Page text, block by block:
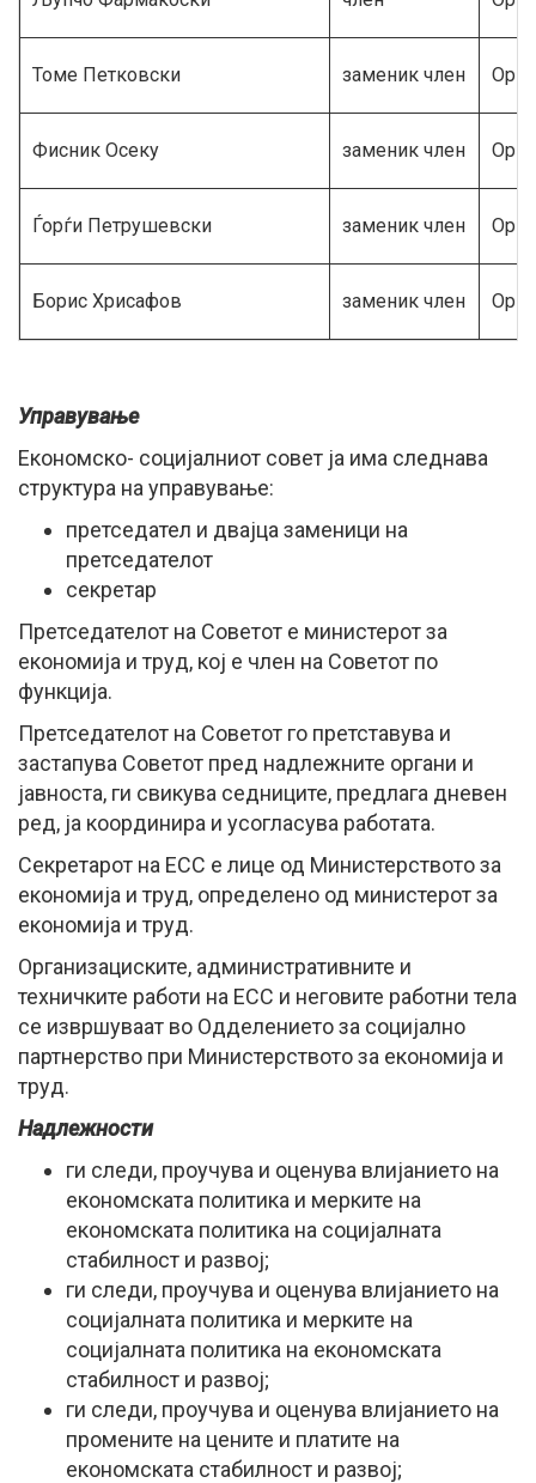
Томе Петковски заменик член
Фисник Осеку заменик член
Ѓорѓи Петрушевски заменик член
Борис Хрисафов заменик член
Управување
Економско- социјалниот совет ја има следнава
структура на управување:
претседател и двајца заменици на
претседателот
секретар
Претседателот на Советот е министерот за
економија и труд, кој е член на Советот по
функција.
Претседателот на Советот го претставува и
застапува Советот пред надлежните органи и
јавноста, ги свикува седниците, предлага дневен
ред, ја координира и усогласува работата.
Секретарот на ЕСС е лице од Министерството за
економија и труд, определено од министерот за
економија и труд.
Организациските, административните и
техничките работи на ЕСС и неговите работни тела
се извршуваат во Одделението за социјално
партнерство при Министерството за економија и
труд.
Надлежности
ги следи, проучува и оценува влијанието на
економската политика и мерките на
економската политика на социјалната
стабилност и развој;
ги следи, проучува и оценува влијанието на
социјалната политика и мерките на
социјалната политика на економската
стабилност и развој;
ги следи, проучува и оценува влијанието на
промените на цените и платите на
економската стабилност и развој;